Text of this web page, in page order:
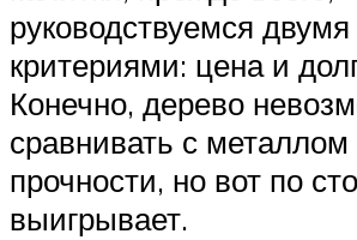
руководствуемся двумя
критериями: цена и
Конечно, дерево
сравнивать с металлом
прочности, но вот по
выигрывает.